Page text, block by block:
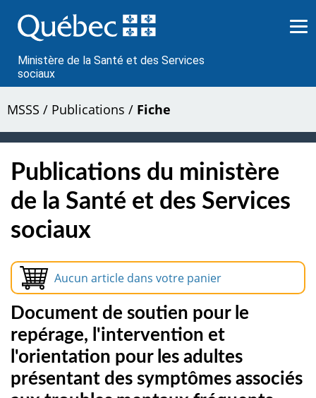
au
contenu
Ministère de la Santé et des Services
sociaux
MSSS / Publications / Fiche
Publications du ministère
de la Santé et des Services
sociaux
Aucun article dans votre panier
Document de soutien pour le
repérage, l'intervention et
l'orientation pour les adultes
présentant des symptômes associés